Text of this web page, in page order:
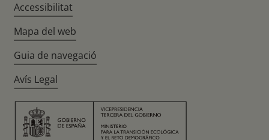
Accessibilitat
Mapa del web
Guia de navegació
Avís Legal